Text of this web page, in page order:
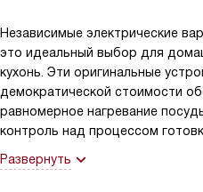
Независимые электрические
это идеальный выбор для
кухонь. Эти оригинальные
демократической стоимости
равномерное нагревание
контроль над процессом
Развернуть